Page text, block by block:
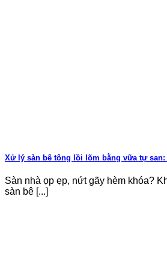
Xử lý sàn bê tông lồi lõm bằng vữa tự
Sàn nhà ọp ẹp, nứt gãy hèm khóa?
sàn bê [...]